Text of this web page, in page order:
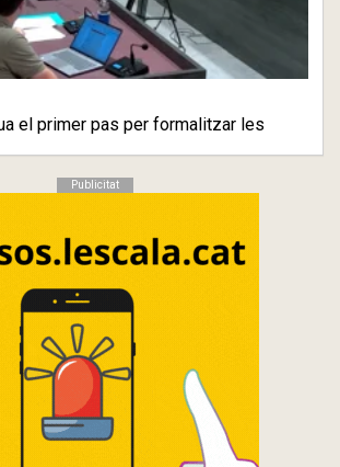
el primer pas per formalitzar les
Publicitat